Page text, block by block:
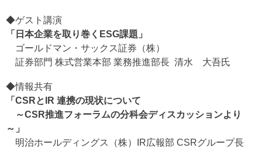
◆ゲスト講演
「日本企業を取り巻くESG課題」
ゴールドマン・サックス証券（株）
証券部門 株式営業本部 業務推進部長 清水 大吾氏
◆情報共有
「CSRとIR 連携の現状について
～CSR推進フォーラムの分科会ディスカッションより
～」
明治ホールディングス（株）IR広報部 CSRグループ長